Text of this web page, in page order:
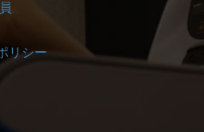
リシー